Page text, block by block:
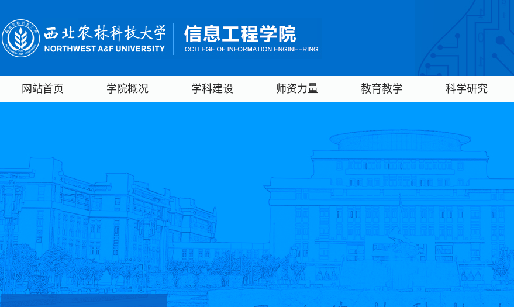
网站首页 学院概况 学科建设 师资力量 教育教学 科学研究